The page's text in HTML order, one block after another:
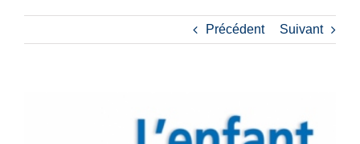
Précédent Suivant